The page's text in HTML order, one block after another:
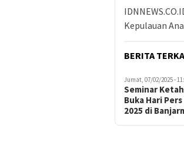
Kepulauan
BERITA
Jumat, 07/02/2025 -
Seminar
Buka Hari
2025 di